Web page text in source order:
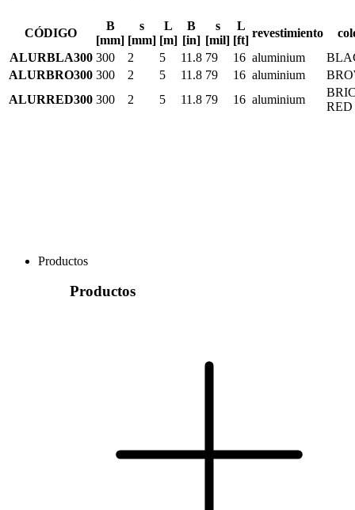
CÓDIGO
B
[mm]
s
[mm]
L
[m]
B
[in]
s
[mil]
L
[ft]
revestimiento
ALURBLA300 300 2 5 11.8 79 16 aluminium
ALURBRO300 300 2 5 11.8 79 16 aluminium
ALURRED300 300 2 5 11.8 79 16 aluminium
RED
Productos
Productos